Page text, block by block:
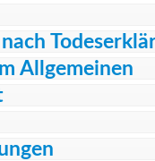
Allgemeinen